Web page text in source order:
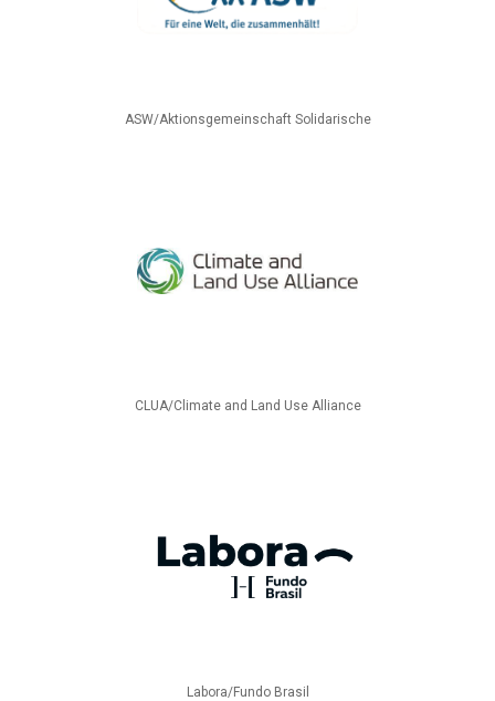
ASW/Aktionsgemeinschaft Solidarische
CLUA/Climate and Land Use Alliance
Labora/Fundo Brasil